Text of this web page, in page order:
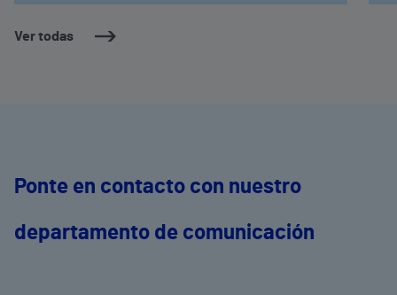
Ver todas
Ponte en contacto con nuestro
departamento de comunicación